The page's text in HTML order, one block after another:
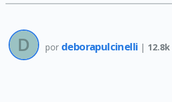
por deborapulcinelli | 12.8k